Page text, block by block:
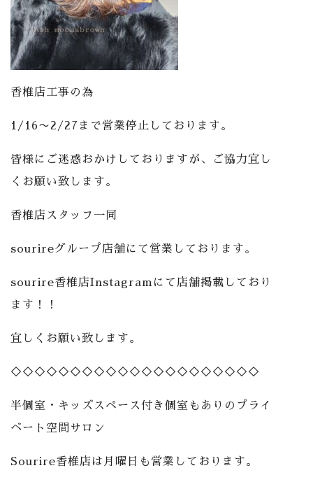
香椎店工事の為
1/16〜2/27まで営業停止しております。
皆様にご迷惑おかけしておりますが、ご協力宜し
くお願い致します。
香椎店スタッフ一同
sourireグループ店舗にて営業しております。
sourire香椎店Instagramにて店舗掲載しており
ます！！
宜しくお願い致します。
◇◇◇◇◇◇◇◇◇◇◇◇◇◇◇◇◇◇◇◇◇
半個室・キッズスペース付き個室もありのプライ
ベート空間サロン
Sourire香椎店は月曜日も営業しております。